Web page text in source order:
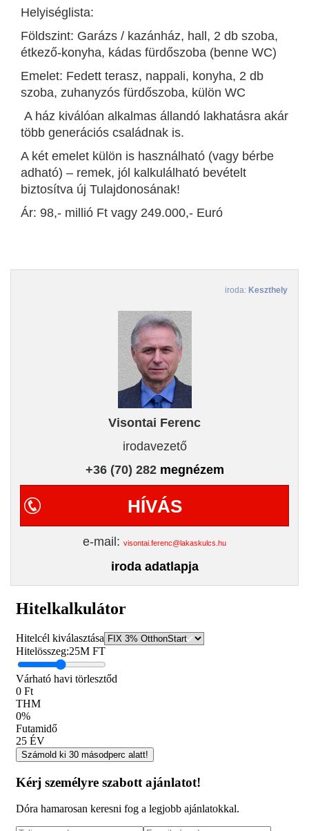
Helyiséglista:
Földszint: Garázs / kazánház, hall, 2 db szoba,
étkező-konyha, kádas fürdőszoba (benne WC)
Emelet: Fedett terasz, nappali, konyha, 2 db
szoba, zuhanyzós fürdőszoba, külön WC
A ház kiválóan alkalmas állandó lakhatásra akár
több generációs családnak is.
A két emelet külön is használható (vagy bérbe
adható) – remek, jól kalkulálható bevételt
biztosítva új Tulajdonosának!
Ár: 98,- millió Ft vagy 249.000,- Euró
iroda: Keszthely
Visontai Ferenc
irodavezető
+36 (70) 282 megnézem
HÍVÁS
e-mail: visontai.ferenc@lakaskulcs.hu
iroda adatlapja